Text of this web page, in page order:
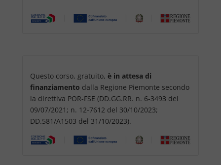
Questo corso, gratuito, è in attesa di
finanziamento dalla Regione Piemonte secondo
la direttiva POR-FSE (DD.GG.RR. n. 6-3493 del
09/07/2021; n. 12-7612 del 30/10/2023;
DD.581/A1503 del 31/10/2023).